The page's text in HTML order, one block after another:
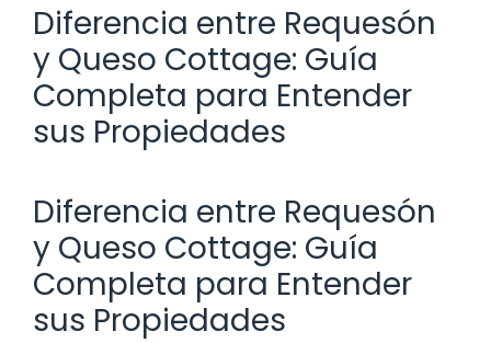
Diferencia entre Requesón
y Queso Cottage: Guía
Completa para Entender
sus Propiedades
Diferencia entre Requesón
y Queso Cottage: Guía
Completa para Entender
sus Propiedades